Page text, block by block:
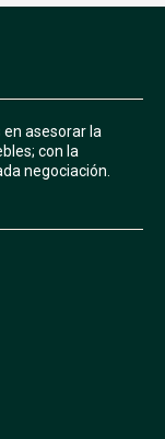
asesorar la
con la
negociación.